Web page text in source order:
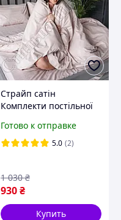
Страйп сатін
Комплекти постільної
Полуторний, доставка
по Україні
Готово к отправке
5.0 (2)
930₴
1 030 ₴
Купить